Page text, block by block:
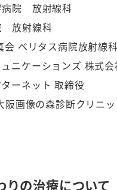
病院 放射線科
放射線科
会 ベリタス病院放射
ュニケーションズ 株式
ーネット 取締役
画像の森診断クリニ
りの治療について